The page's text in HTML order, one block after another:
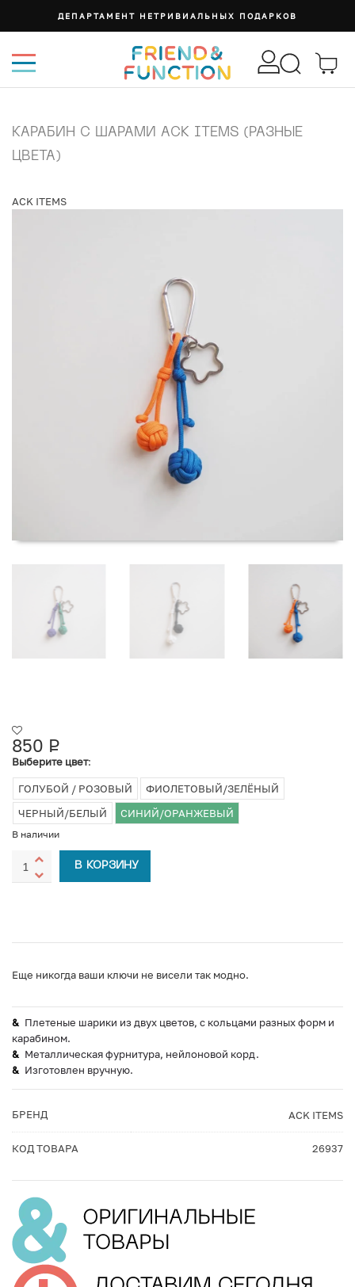
ДЕПАРТАМЕНТ НЕТРИВИАЛЬНЫХ ПОДАРКОВ
КАРАБИН С ШАРАМИ ACK ITEMS (РАЗНЫЕ
ЦВЕТА)
ACK ITEMS
850 Р
УБ.
Выберите цвет:
ГОЛУБОЙ / РОЗОВЫЙ
ФИОЛЕТОВЫЙ/ЗЕЛЁНЫЙ
ЧЕРНЫЙ/БЕЛЫЙ
СИНИЙ/ОРАНЖЕВЫЙ
В наличии
В КОРЗИНУ
Еще никогда ваши ключи не висели так модно.
Плетеные шарики из двух цветов, с кольцами разных форм и
карабином.
Металлическая фурнитура, нейлоновой корд.
Изготовлен вручную.
БРЕНД ACK ITEMS
КОД ТОВАРА 26937